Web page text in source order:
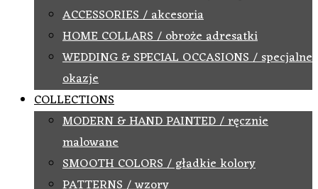
ACCESSORIES / akcesoria
HOME COLLARS / obroże adresatki
WEDDING & SPECIAL OCCASIONS / specjalne
okazje
COLLECTIONS
MODERN & HAND PAINTED / ręcznie
malowane
SMOOTH COLORS / gładkie kolory